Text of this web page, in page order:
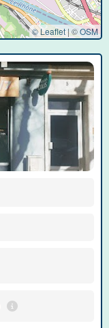
© Leaflet |©OSM